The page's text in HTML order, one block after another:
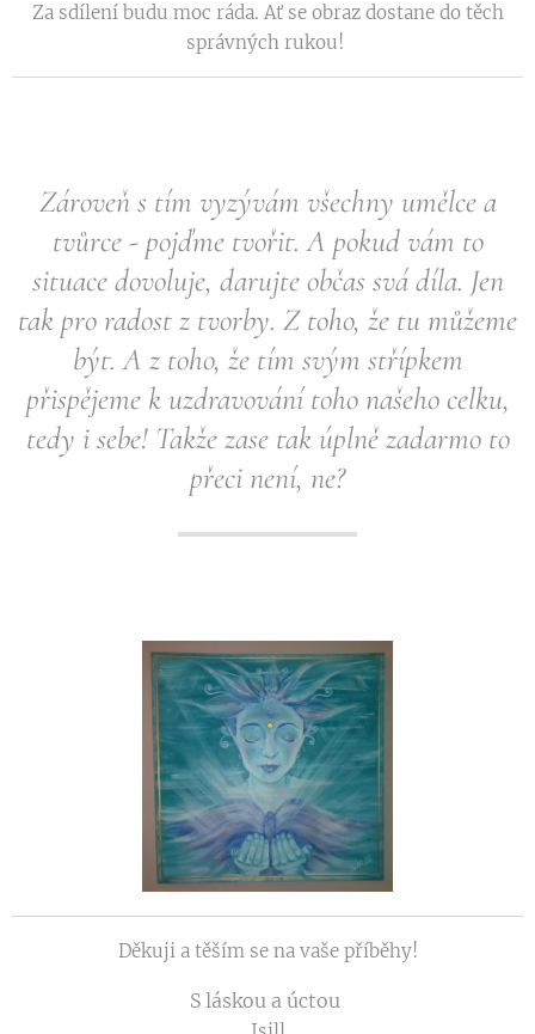
Za sdílení budu moc ráda. Ať se obraz dostane do těch
správných rukou!
Zároveň s tím vyzývám všechny umělce a
tvůrce - pojďme tvořit. A pokud vám to
situace dovoluje, darujte občas svá díla. Jen
tak pro radost z tvorby. Z toho, že tu můžeme
být. A z toho, že tím svým střípkem
přispějeme k uzdravování toho našeho celku,
tedy i sebe! Takže zase tak úplně zadarmo to
přeci není, ne?
Děkuji a těším se na vaše příběhy!
S láskou a úctou